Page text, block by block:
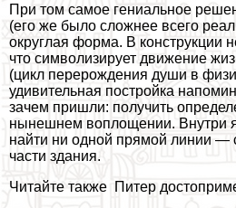
При том самое гениальное
(его же было сложнее всего
округлая форма. В конструкции
что символизирует движение
(цикл перерождения души в
удивительная постройка
зачем пришли: получить
нынешнем воплощении. Внутри
найти ни одной прямой линии —
части здания.
Читайте также Питер